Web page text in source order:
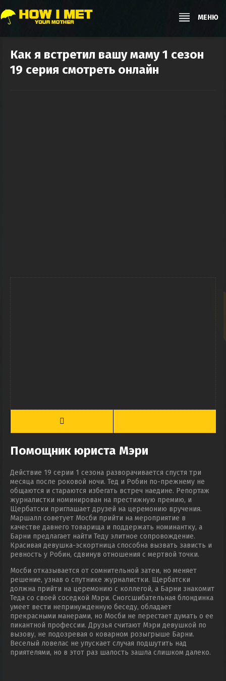
МЕНЮ
Как я встретил вашу маму 1 сезон
19 серия смотреть онлайн
Помощник юриста Мэри
Действие 19 серии 1 сезона разворачивается спустя три
месяца после роковой ночи. Тед и Робин по-прежнему не
общаются и стараются избегать встреч наедине. Репортаж
журналистки номинирован на престижную премию, и
Щербатски приглашает друзей на церемонию вручения.
Маршалл советует Мосби прийти на мероприятие в
качестве давнего товарища и поддержать номинантку, а
Барни предлагает найти Теду элитное сопровождение.
Красивая девушка-эскортница способна вызвать зависть и
ревность у Робин, сдвинув отношения с мертвой точки.
Мосби отказывается от сомнительной затеи, но меняет
решение, узнав о спутнике журналистки. Щербатски
должна прийти на церемонию с коллегой, а Барни знакомит
Теда со своей соседкой Мэри. Сногсшибательная блондинка
умеет вести непринужденную беседу, обладает
прекрасными манерами, но Мосби не перестает думать о ее
пикантной профессии. Друзья считают Мэри девушкой по
вызову, не подозревая о коварном розыгрыше Барни.
Веселый ловелас не упускает случая подшутить над
приятелями, но в этот раз шалость зашла слишком далеко.